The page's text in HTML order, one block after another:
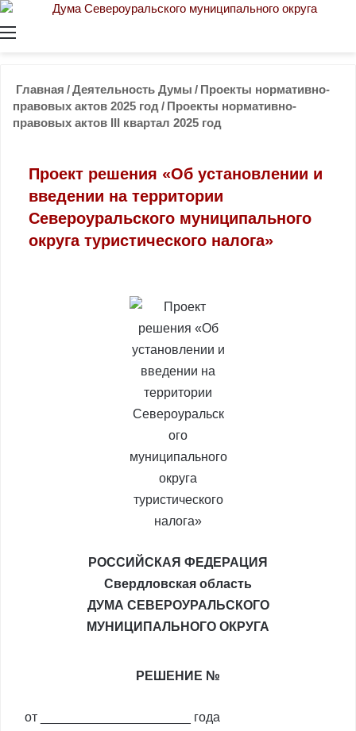
Главная /Деятельность Думы / Проекты нормативно-
правовых актов 2025 год / Проекты нормативно-
правовых актов III квартал 2025 год
Проект решения «Об установлении и
введении на территории
Североуральского муниципального
округа туристического налога»
РОССИЙСКАЯ ФЕДЕРАЦИЯ
Свердловская область
ДУМА СЕВЕРОУРАЛЬСКОГО
МУНИЦИПАЛЬНОГО ОКРУГА
РЕШЕНИЕ №
от _____________________ года